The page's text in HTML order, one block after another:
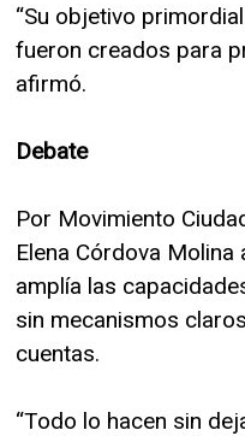
“Su objetivo
fueron creados para
afirmó.
Debate
Por Movimiento
Elena Córdova
amplía las
sin mecanismos
cuentas.
“Todo lo hacen sin